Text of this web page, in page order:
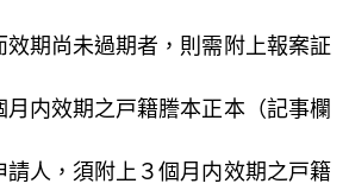
效期尚未過期者 ，則 需附上報案証
月内效期之戸籍謄本正本（記事欄
請人，須附上３個月内效期之戸籍